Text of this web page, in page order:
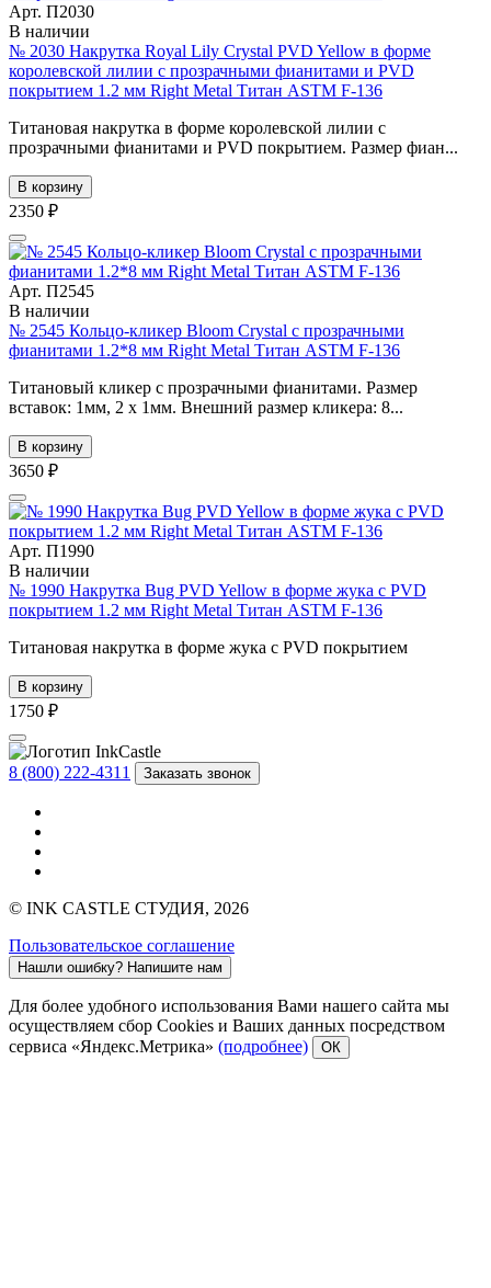
Арт. П2030
В наличии
№ 2030 Накрутка Royal Lily Crystal PVD Yellow в форме
королевской лилии с прозрачными фианитами и PVD
покрытием 1.2 мм Right Metal Титан ASTM F-136
Титановая накрутка в форме королевской лилии с
прозрачными фианитами и PVD покрытием. Размер фиан...
В корзину
2350 ₽
Арт. П2545
В наличии
№ 2545 Кольцо-кликер Bloom Crystal с прозрачными
фианитами 1.2*8 мм Right Metal Титан ASTM F-136
Титановый кликер с прозрачными фианитами. Размер
вставок: 1мм, 2 х 1мм. Внешний размер кликера: 8...
В корзину
3650 ₽
Арт. П1990
В наличии
№ 1990 Накрутка Bug PVD Yellow в форме жука с PVD
покрытием 1.2 мм Right Metal Титан ASTM F-136
Титановая накрутка в форме жука с PVD покрытием
В корзину
1750 ₽
8 (800) 222-4311 Заказать звонок
© INK CASTLE СТУДИЯ, 2026
Пользовательское соглашение
Нашли ошибку? Напишите нам
Для более удобного использования Вами нашего сайта мы
осуществляем сбор Cookies и Ваших данных посредством
сервиса «Яндекс.Метрика» (подробнее) ОК